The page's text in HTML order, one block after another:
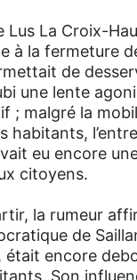
Lus La Croix-
à la fermeture
de
une lente
; malgré la
habitants,
eu encore
citoyens.
la rumeur
de
était encore
Son